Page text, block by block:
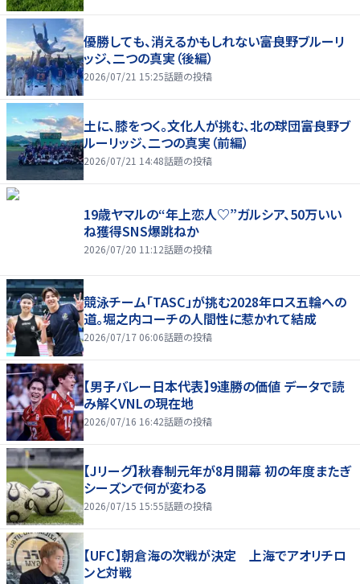
優勝しても、消えるかもしれない――富良野ブルーリ
ッジ、二つの真実（後編）
2026/07/21 15:25話題の投稿
土に、膝をつく。文化人が挑む、北の球団――富良野ブ
ルーリッジ、二つの真実（前編）
2026/07/21 14:48話題の投稿
19歳ヤマルの“年上恋人♡”ガルシア、50万いい
ね獲得SNS爆跳ねか
2026/07/20 11:12話題の投稿
競泳チーム「TASC」が挑む2028年ロス五輪への
道。堀之内コーチの人間性に惹かれて結成
2026/07/17 06:06話題の投稿
【男子バレー日本代表】9連勝の価値 データで読
み解くVNLの現在地
2026/07/16 16:42話題の投稿
【Jリーグ】秋春制元年が8月開幕 初の年度またぎ
シーズンで何が変わる
2026/07/15 15:55話題の投稿
【UFC】朝倉海の次戦が決定 上海でアオリチロ
ンと対戦